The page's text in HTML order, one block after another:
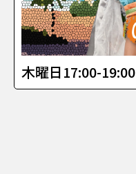
木曜日17:00-19:00